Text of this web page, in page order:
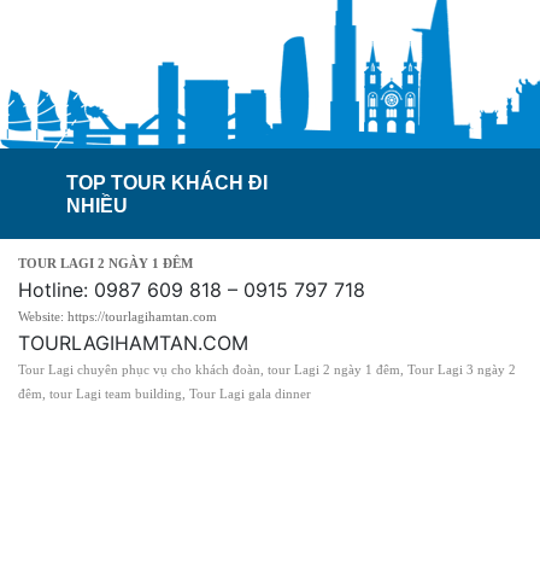
TOP TOUR KHÁCH ĐI
NHIỀU
TOUR LAGI 2 NGÀY 1 ĐÊM
Hotline: 0987 609 818 – 0915 797 718
Website: https://tourlagihamtan.com
TOURLAGIHAMTAN.COM
Tour Lagi chuyên phục vụ cho khách đoàn, tour Lagi 2 ngày 1 đêm, Tour Lagi 3 ngày 2
đêm, tour Lagi team building, Tour Lagi gala dinner